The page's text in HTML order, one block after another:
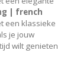
| french
een klassieke
je jouw
wilt genieten